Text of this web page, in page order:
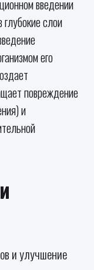
введении
слои
его
повреждение
и
и улучшение